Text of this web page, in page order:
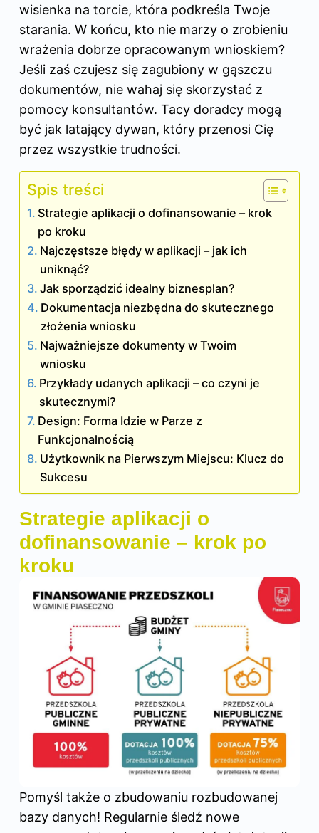
wisienka na torcie, która podkreśla Twoje
starania. W końcu, kto nie marzy o zrobieniu
wrażenia dobrze opracowanym wnioskiem?
Jeśli zaś czujesz się zagubiony w gąszczu
dokumentów, nie wahaj się skorzystać z
pomocy konsultantów. Tacy doradcy mogą
być jak latający dywan, który przenosi Cię
przez wszystkie trudności.
Spis treści
Strategie aplikacji o dofinansowanie – krok
po kroku
Najczęstsze błędy w aplikacji – jak ich
uniknąć?
Jak sporządzić idealny biznesplan?
Dokumentacja niezbędna do skutecznego
złożenia wniosku
Najważniejsze dokumenty w Twoim
wniosku
Przykłady udanych aplikacji – co czyni je
skutecznymi?
Design: Forma Idzie w Parze z
Funkcjonalnością
Użytkownik na Pierwszym Miejscu: Klucz do
Sukcesu
Strategie aplikacji o
dofinansowanie – krok po
kroku
Pomyśl także o zbudowaniu rozbudowanej
bazy danych! Regularnie śledź nowe